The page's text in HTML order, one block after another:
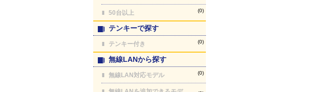
50台以上 (0)
テンキーで探す
テンキー付き (0)
無線LANから探す
無線LAN対応モデル (0)